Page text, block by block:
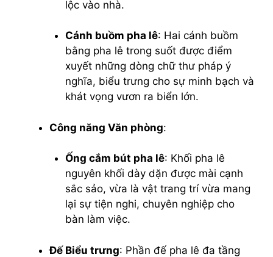
lộc vào nhà.
Cánh buồm pha lê: Hai cánh buồm
bằng pha lê trong suốt được điểm
xuyết những dòng chữ thư pháp ý
nghĩa, biểu trưng cho sự minh bạch và
khát vọng vươn ra biển lớn.
Công năng Văn phòng:
Ống cắm bút pha lê: Khối pha lê
nguyên khối dày dặn được mài cạnh
sắc sảo, vừa là vật trang trí vừa mang
lại sự tiện nghi, chuyên nghiệp cho
bàn làm việc.
Đế Biểu trưng: Phần đế pha lê đa tầng